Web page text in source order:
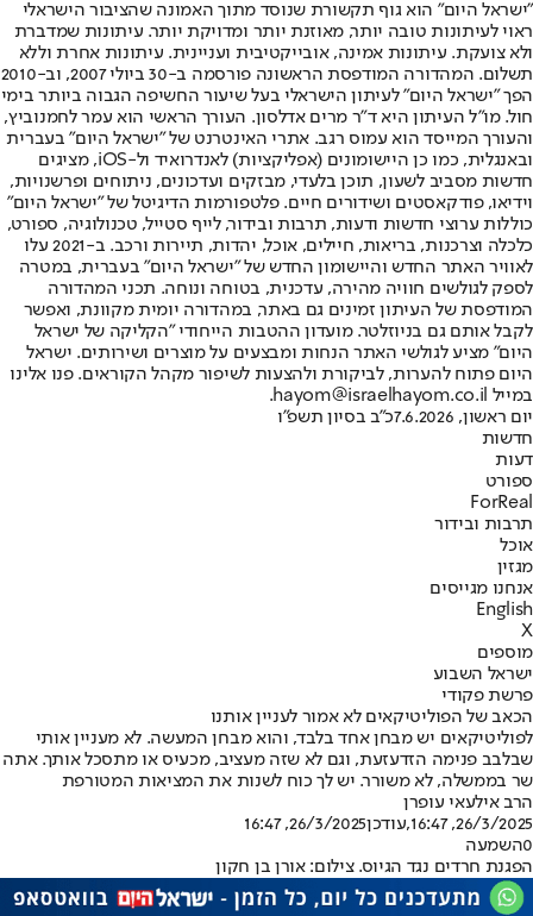
"ישראל היום" הוא גוף תקשורת שנוסד מתוך האמונה שהציבור הישראלי
ראוי לעיתונות טובה יותר, מאוזנת יותר ומדויקת יותר. עיתונות שמדברת
ולא צועקת. עיתונות אמינה, אובייקטיבית ועניינית. עיתונות אחרת וללא
תשלום. המהדורה המודפסת הראשונה פורסמה ב-30 ביולי 2007, וב-2010
הפך "ישראל היום" לעיתון הישראלי בעל שיעור החשיפה הגבוה ביותר בימי
חול. מו"ל העיתון היא ד"ר מרים אדלסון. העורך הראשי הוא עמר לחמנוביץ,
והעורך המייסד הוא עמוס רגב. אתרי האינטרנט של "ישראל היום" בעברית
ובאנגלית, כמו כן היישומונים (אפליקציות) לאנדרואיד ול-iOS, מציגים
חדשות מסביב לשעון, תוכן בלעדי, מבזקים ועדכונים, ניתוחים ופרשנויות,
וידיאו, פודקאסטים ושידורים חיים. פלטפורמות הדיגיטל של "ישראל היום"
כוללות ערוצי חדשות ודעות, תרבות ובידור, לייף סטייל, טכנולוגיה, ספורט,
כלכלה וצרכנות, בריאות, חיילים, אוכל, יהדות, תיירות ורכב. ב-2021 עלו
לאוויר האתר החדש והיישומון החדש של "ישראל היום" בעברית, במטרה
לספק לגולשים חוויה מהירה, עדכנית, בטוחה ונוחה. תכני המהדורה
המודפסת של העיתון זמינים גם באתר, במהדורה יומית מקוונת, ואפשר
לקבל אותם גם בניוזלטר. מועדון ההטבות הייחודי "הקליקה של ישראל
היום" מציע לגולשי האתר הנחות ומבצעים על מוצרים ושירותים. ישראל
היום פתוח להערות, לביקורת ולהצעות לשיפור מקהל הקוראים. פנו אלינו
במייל hayom@israelhayom.co.il.
יום ראשון, 7.6.2026
כ"ב בסיון תשפ"ו
חדשות
דעות
ספורט
ForReal
תרבות ובידור
אוכל
מגזין
אנחנו מגייסים
English
X
מוספים
ישראל השבוע
פרשת פקודי
הכאב של הפוליטיקאים לא אמור לעניין אותנו
לפוליטיקאים יש מבחן אחד בלבד, והוא מבחן המעשה. לא מעניין אותי
שבלבב פנימה הזדעזעת, וגם לא שזה מעציב, מכעיס או מתסכל אותך. אתה
שר בממשלה, לא משורר. יש לך כוח לשנות את המציאות המטורפת
הרב אילעאי עופרן
26/3/2025, 16:47
,עודכן26/3/2025, 16:47
0השמעה
הפגנת חרדים נגד הגיוס. צילום: אורן בן חקון